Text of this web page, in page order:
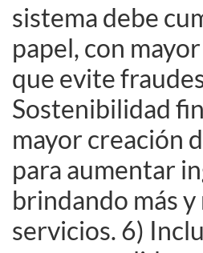
sistema debe
papel, con
que evite
Sostenibilidad
mayor creación
para aumentar
brindando más
servicios. 6)